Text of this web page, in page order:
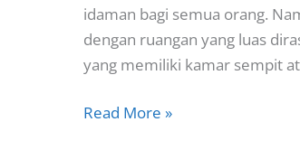
idaman bagi semua orang.
dengan ruangan yang luas
yang memiliki kamar sempit
Tips
Read More »